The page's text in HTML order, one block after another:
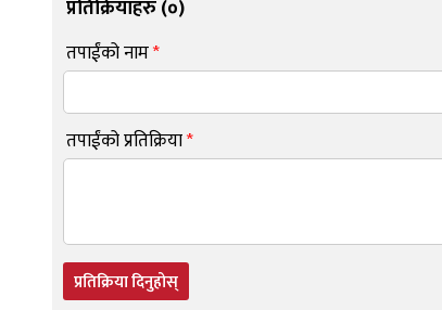
प्रतिक्रियाहरु (०)
तपाईंको नाम*
तपाईंको प्रतिक्रिया*
प्रतिक्रिया दिनुहोस्